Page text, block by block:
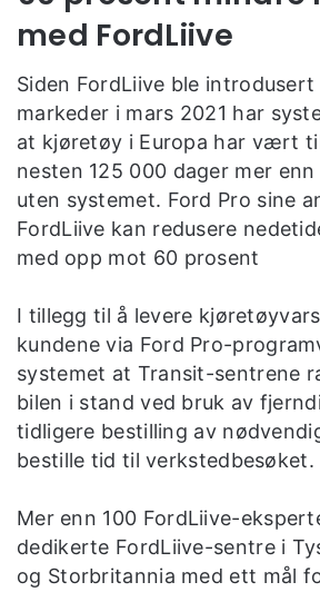
med FordLiive
Siden FordLiive ble
markeder i mars 2021 har
at kjøretøy i Europa har vært
nesten 125 000 dager mer
uten systemet. Ford Pro sine
FordLiive kan redusere
med opp mot 60 prosent
I tillegg til å levere
kundene via Ford Pro-
systemet at Transit-sentrene
bilen i stand ved bruk av
tidligere bestilling av
bestille tid til verkstedbesøket.
Mer enn 100 FordLiive-
dedikerte FordLiive-sentre i
og Storbritannia med ett mål